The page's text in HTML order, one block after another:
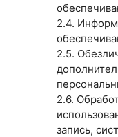
2.4.
2.5.
2.6.
запись,